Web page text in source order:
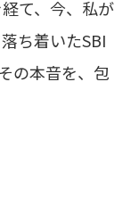
て、今、私が
ち着いたSBI
の本音を、包